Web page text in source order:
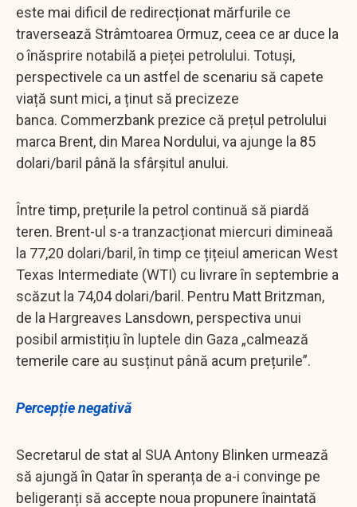
este mai dificil de redirecționat mărfurile ce
traversează Strâmtoarea Ormuz, ceea ce ar duce la
o înăsprire notabilă a pieței petrolului. Totuși,
perspectivele ca un astfel de scenariu să capete
viață sunt mici, a ținut să precizeze
banca. Commerzbank prezice că prețul petrolului
marca Brent, din Marea Nordului, va ajunge la 85
dolari/baril până la sfârșitul anului.
Între timp, prețurile la petrol continuă să piardă
teren. Brent-ul s-a tranzacționat miercuri dimineaă
la 77,20 dolari/baril, în timp ce țițeiul american West
Texas Intermediate (WTI) cu livrare în septembrie a
scăzut la 74,04 dolari/baril. Pentru Matt Britzman,
de la Hargreaves Lansdown, perspectiva unui
posibil armistițiu în luptele din Gaza „calmează
temerile care au susținut până acum prețurile”.
Percepție negativă
Secretarul de stat al SUA Antony Blinken urmează
să ajungă în Qatar în speranța de a-i convinge pe
beligeranți să accepte noua propunere înaintată